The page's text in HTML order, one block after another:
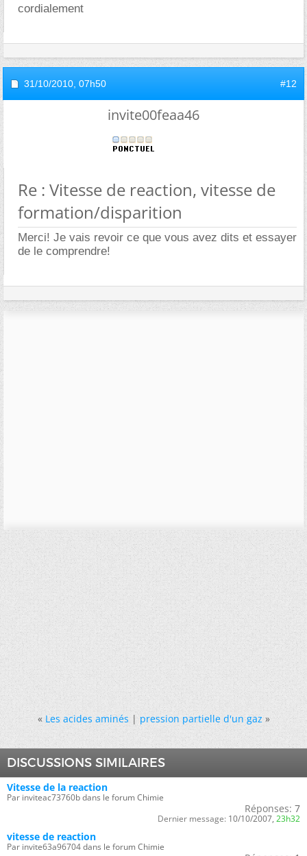
cordialement
31/10/2010, 07h50 #12
invite00feaa46
Re : Vitesse de reaction, vitesse de
formation/disparition
Merci! Je vais revoir ce que vous avez dits et essayer
de le comprendre!
« Les acides aminés|pression partielle d'un gaz »
DISCUSSIONS SIMILAIRES
Vitesse de la reaction
Par inviteac73760b dans le forum Chimie
Réponses: 7
Dernier message: 10/10/2007, 23h32
vitesse de reaction
Par invite63a96704 dans le forum Chimie